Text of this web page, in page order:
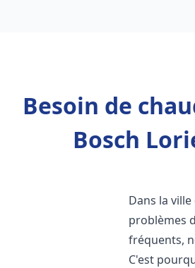
Besoin de
Bosch
Dans la ville
problèmes
fréquents,
C'est